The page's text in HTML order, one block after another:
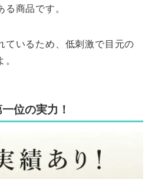
商品です。
ているため、低刺激で目元の
位の実力！